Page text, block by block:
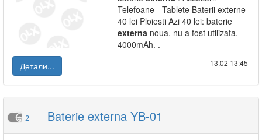
Telefoane - Tablete Baterii externe
40 lei Ploiesti Azi 40 lei: baterie
externa noua. nu a fost utilizata.
4000mAh. .
Детали...
13.02|13:45
2 Baterie externa YB-01